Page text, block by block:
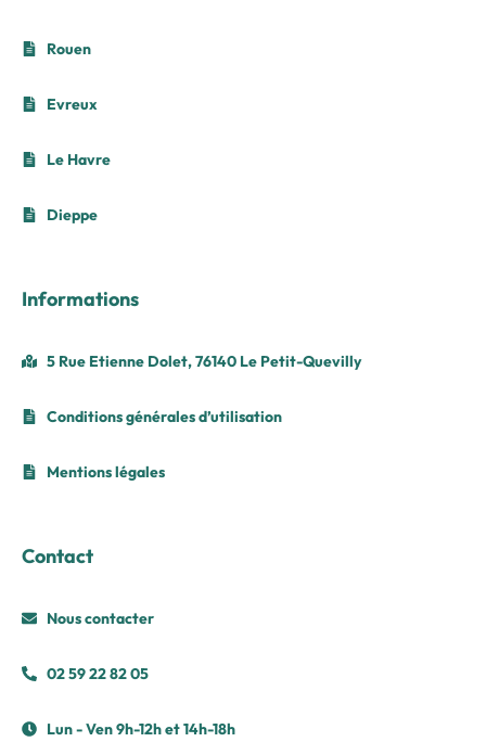
Rouen
Evreux
Le Havre
Dieppe
Informations
5 Rue Etienne Dolet, 76140 Le Petit-Quevilly
Conditions générales d’utilisation
Mentions légales
Contact
Nous contacter
02 59 22 82 05
Lun - Ven 9h-12h et 14h-18h